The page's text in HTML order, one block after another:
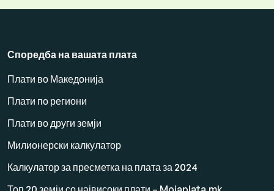
Споредба на вашата плата
Плати во Македонија
Плати по региони
Плати во други земји
Милионерски калкулатор
Калкулатор за пресметка на плата за 2024